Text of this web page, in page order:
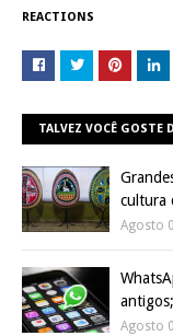
REACTIONS
TALVEZ VOCÊ GOSTE
cultura
Agosto
antigos;
Agosto